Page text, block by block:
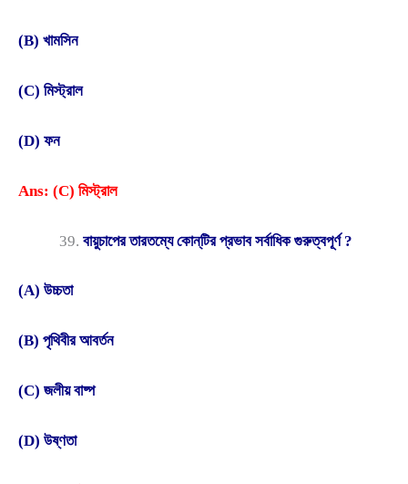
(B) খামসিন
(C) মিস্ট্রাল
(D) ফন
Ans: (C) মিস্ট্রাল
বায়ুচাপের তারতম্যে কোন্‌টির প্রভাব সর্বাধিক গুরুত্বপূর্ণ ?
(A) উচ্চতা
(B) পৃথিবীর আবর্তন
(C) জলীয় বাষ্প
(D) উষ্ণতা